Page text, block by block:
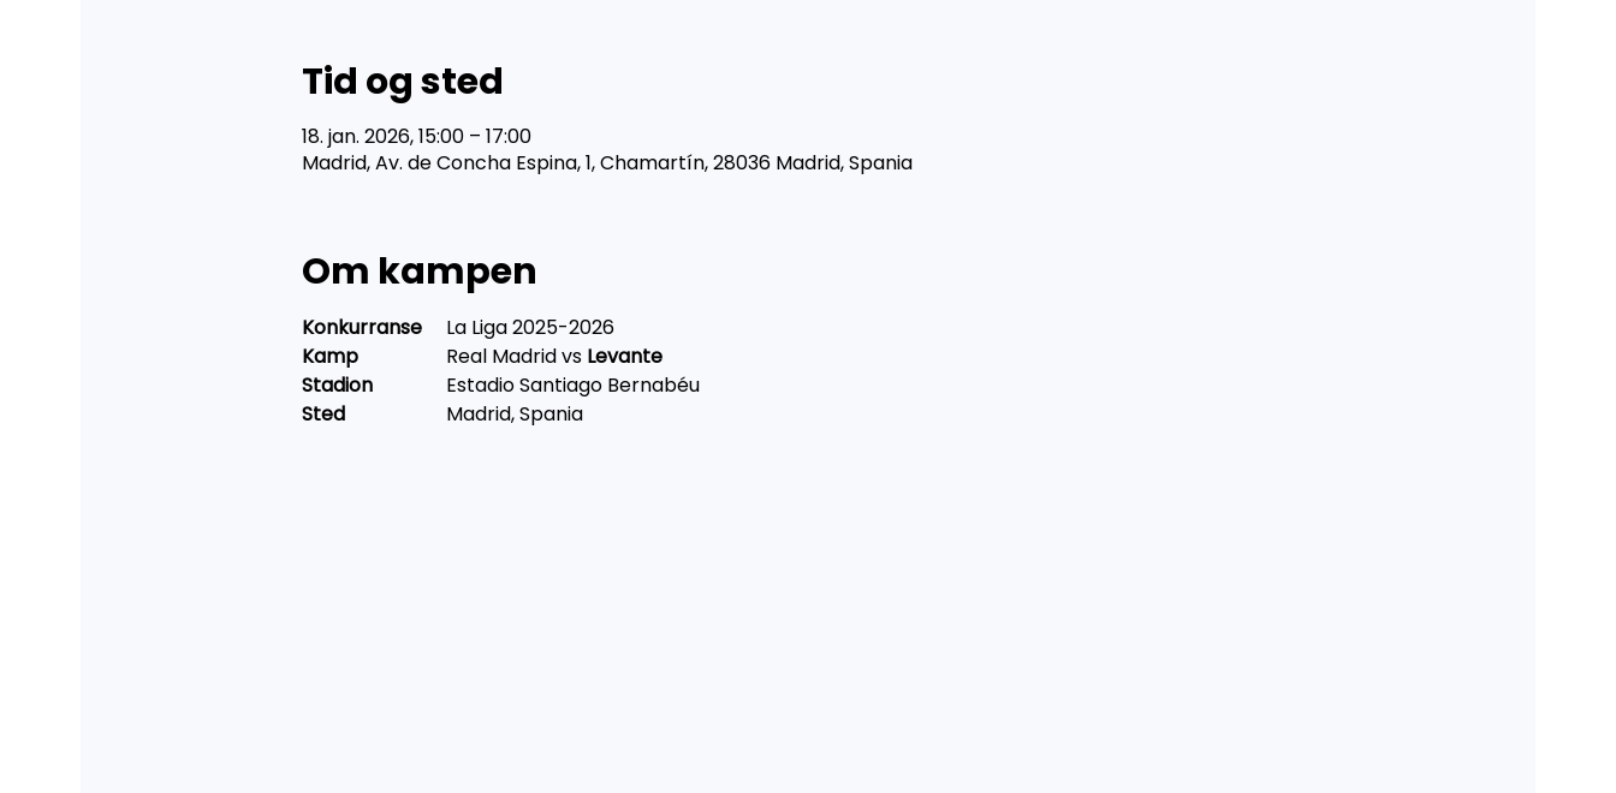
Tid og sted
18. jan. 2026, 15:00 – 17:00
Madrid, Av. de Concha Espina, 1, Chamartín, 28036 Madrid, Spania
Om kampen
Konkurranse
	La Liga 2025-2026
Kamp
		Real Madrid vs
Levante
	Estadio Santiago Bernabéu
Sted
		Madrid, Spania